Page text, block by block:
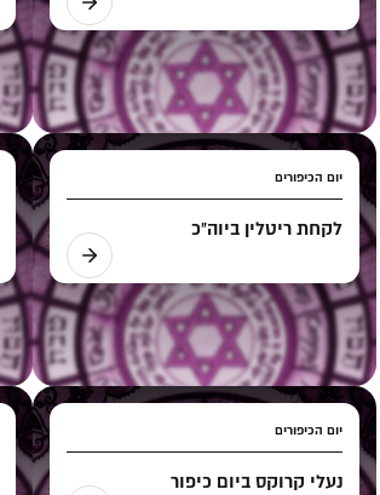
יום הכיפורים
לקחת ריטלין ביוה"כ
יום הכיפורים
נעלי קרוקס ביום כיפור